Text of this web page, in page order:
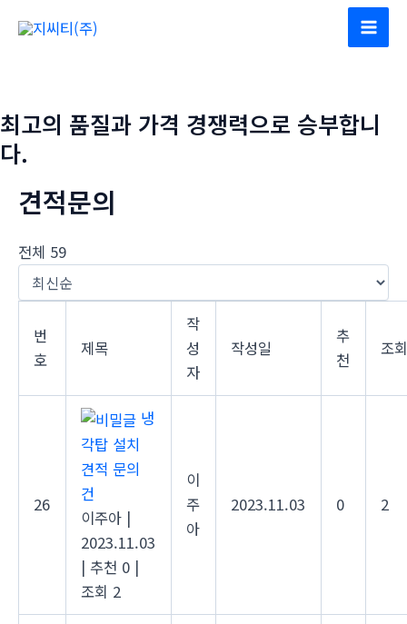
건
너
뛰
Main
최고의 품질과 가격 경쟁력으로 승부합니
다.
견적문의
전체 59
번
호
제목
작
성
자
작성일
추
천
조
26
냉
각탑 설치
견적 문의
건
이주아 |
2023.11.03
| 추천 0 |
조회 2
이
주
아
2023.11.03 0 2